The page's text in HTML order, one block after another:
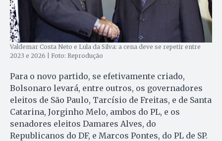
Valdemar Costa Neto e Lula da Silva: a cena deve se repetir entre
2023 e 2026 | Foto: Reprodução
Para o novo partido, se efetivamente criado,
Bolsonaro levará, entre outros, os governadores
eleitos de São Paulo, Tarcísio de Freitas, e de Santa
Catarina, Jorginho Melo, ambos do PL, e os
senadores eleitos Damares Alves, do
Republicanos do DF, e Marcos Pontes, do PL de SP.